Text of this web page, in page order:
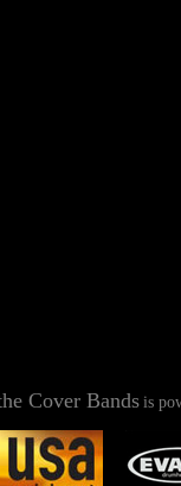
Cover Bandsis